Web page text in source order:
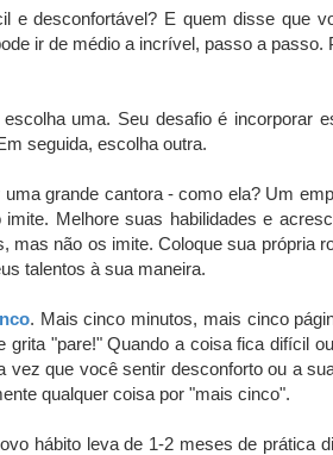
e desconfortável? E quem disse que
ir de médio a incrível, passo a passo.
uma. Seu desafio é incorporar
seguida, escolha outra.
uma grande cantora - como ela? Um
imite. Melhore suas habilidades e
mas não os imite. Coloque sua própria
talentos à sua maneira.
. Mais cinco minutos, mais cinco
grita "pare!" Quando a coisa fica difícil
vez que você sentir desconforto ou a
qualquer coisa por "mais cinco".
hábito leva de 1-2 meses de prática